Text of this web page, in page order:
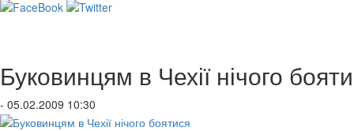
Буковинцям в Чехії нічого
- 05.02.2009 10:30